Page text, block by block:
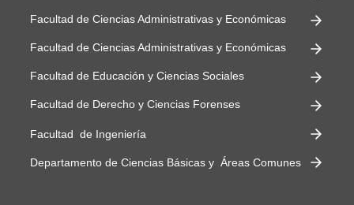
Facultad de Ciencias Administrativas y Económicas
Facultad de Ciencias Administrativas y Económicas
Facultad de Educación y Ciencias Sociales
Facultad de Derecho y Ciencias Forenses
Facultad de Ingeniería
Departamento de Ciencias Básicas y Áreas Comunes